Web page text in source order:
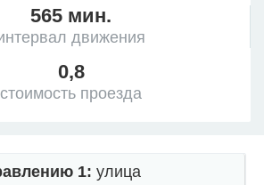
565 мин.
движения
0,8
стоимость проезда
1: улица